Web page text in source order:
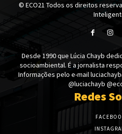
© ECO21 Todos os direitos
Desde 1990 que Lúcia Chayb
socioambiental. É a jornalista
Informações pelo e-mail
@luciachayb
Redes